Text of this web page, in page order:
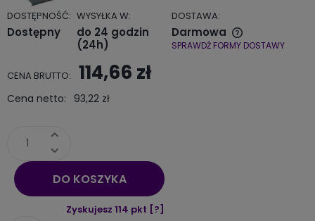
DOSTĘPNOŚĆ:
Dostępny
WYSYŁKA W:
do 24 godzin
(24h)
DOSTAWA:
Darmowa
Cena nie zawiera ewentualnych kosztów płatności
SPRAWDŹ FORMY DOSTAWY
CENA BRUTTO: 114,66 zł
Cena netto: 93,22 zł
DO KOSZYKA
Zyskujesz 114 pkt [?]